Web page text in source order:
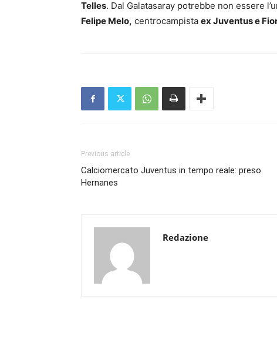
Telles. Dal Galatasaray potrebbe non essere
Felipe Melo, centrocampista ex Juventus e
Previous article
Calciomercato Juventus in tempo reale: preso
Hernanes
Redazione